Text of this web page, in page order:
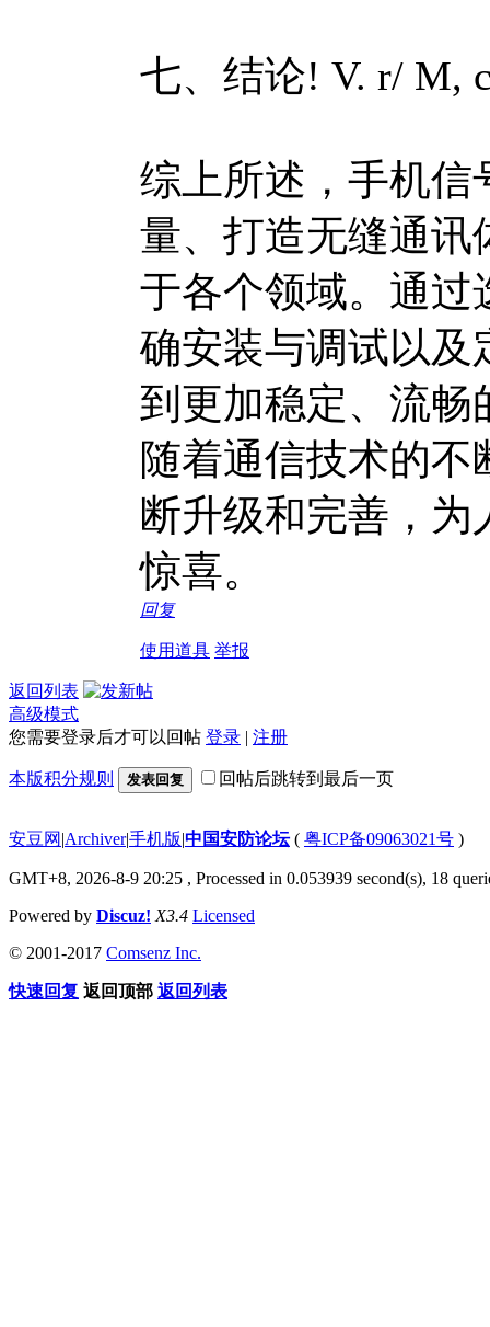
七、结论! V. r/ M,
综上所述，手机信
量、打造无缝通讯
于各个领域。通过
确安装与调试以及
到更加稳定、流畅
随着通信技术的
断升级和完善，为
惊喜。
回复
使用道具 举报
返回列表
高级模式
您需要登录后才可以回帖 登录 | 注册
本版积分规则 发表回复 回帖后跳转到最后一页
安豆网 |Archiver|手机版|中国安防论坛( 粤ICP备09063021号 )
GMT+8, 2026-8-9 20:25 , Processed in 0.053939 second(s), 18
Powered by Discuz! X3.4 Licensed
© 2001-2017 Comsenz Inc.
快速回复 返回顶部 返回列表